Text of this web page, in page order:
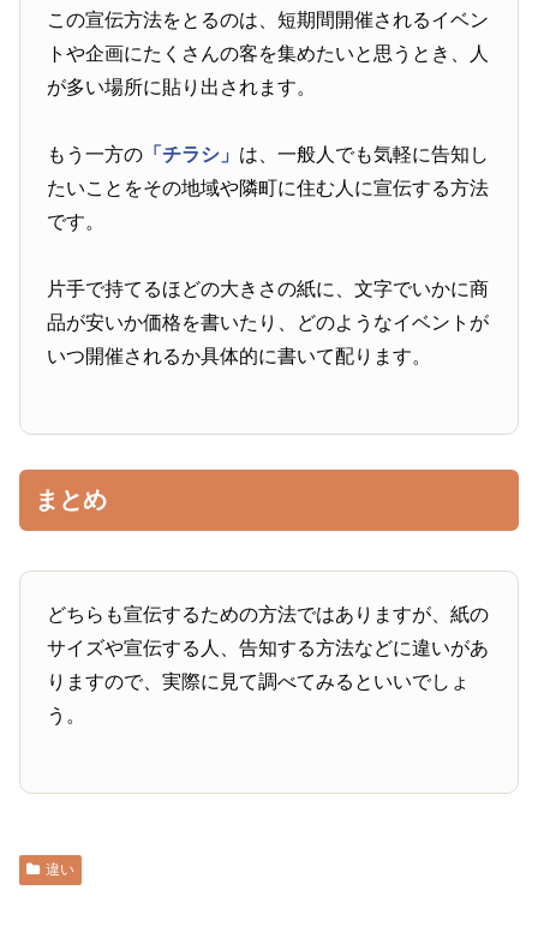
この宣伝方法をとるのは、短期間開催されるイベン
トや企画にたくさんの客を集めたいと思うとき、人
が多い場所に貼り出されます。
もう一方の 「チラシ」 は、一般人でも気軽に告知し
たいことをその地域や隣町に住む人に宣伝する方法
です。
片手で持てるほどの大きさの紙に、文字でいかに商
品が安いか価格を書いたり、どのようなイベントが
いつ開催されるか具体的に書いて配ります。
まとめ
どちらも宣伝するための方法ではありますが、紙の
サイズや宣伝する人、告知する方法などに違いがあ
りますので、実際に見て調べてみるといいでしょ
う。
違い